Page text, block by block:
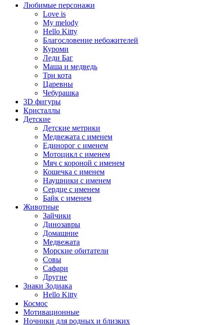
Любимые персонажи
Love is
My melody
Hello Kitty
Благословение небожителей
Куроми
Леди Баг
Маша и медведь
Три кота
Царевны
Чебурашка
3D фигуры
Кристаллы
Детские
Детские метрики
Медвежата с именем
Единорог с именем
Мотоцикл с именем
Мяч с короной с именем
Кошечка с именем
Наушники с именем
Сердце с именем
Байк с именем
Животные
Зайчики
Динозавры
Домашние
Медвежата
Морские обитатели
Совы
Сафари
Другие
Знаки Зодиака
Hello Kitty
Космос
Мотивационные
Ночники для родных и близких